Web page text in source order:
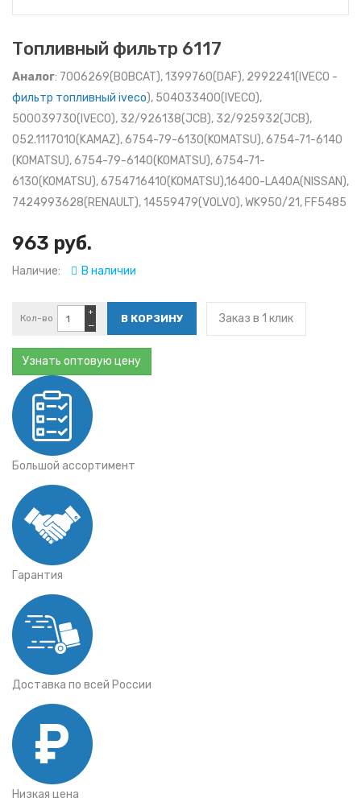
Топливный фильтр 6117
Аналог: 7006269(BOBCAT), 1399760(DAF), 2992241(IVECO -
фильтр топливный iveco), 504033400(IVECO),
500039730(IVECO), 32/926138(JCB), 32/925932(JCB),
052.1117010(KAMAZ), 6754-79-6130(KOMATSU), 6754-71-6140
(KOMATSU), 6754-79-6140(KOMATSU), 6754-71-
6130(KOMATSU), 6754716410(KOMATSU),16400-LA40A(NISSAN),
7424993628(RENAULT), 14559479(VOLVO), WK950/21, FF5485
963 руб.
Наличие: В наличии
Кол-во
−
+ Заказ в 1 клик
Узнать оптовую цену
Большой ассортимент
Гарантия
Доставка по всей России
Низкая цена